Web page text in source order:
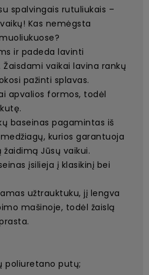
spalvingais rutuliukais –
Kas nemėgsta
ir padeda lavinti
vaikai lavina rankų
pažinti splavas.
apvalios formos, todėl
baseinas pagamintas iš
kurios garantuoja
Jūsų vaikui.
įsilieja į klasikinį bei
užtrauktuku, jį lengva
mašinoje, todėl žaislą
poliuretano putų;